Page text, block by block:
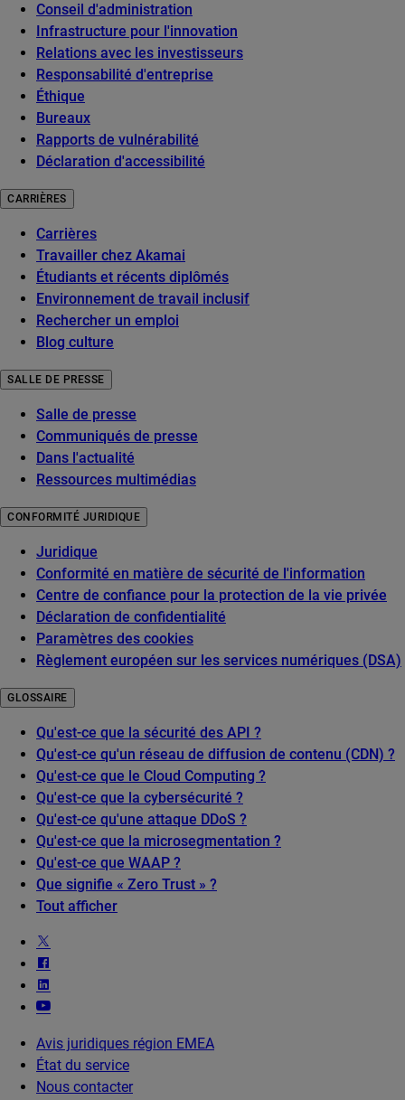
Conseil d'administration
Infrastructure pour l'innovation
Relations avec les investisseurs
Responsabilité d'entreprise
Éthique
Bureaux
Rapports de vulnérabilité
Déclaration d'accessibilité
CARRIÈRES
Carrières
Travailler chez Akamai
Étudiants et récents diplômés
Environnement de travail inclusif
Rechercher un emploi
Blog culture
SALLE DE PRESSE
Salle de presse
Communiqués de presse
Dans l'actualité
Ressources multimédias
CONFORMITÉ JURIDIQUE
Juridique
Conformité en matière de sécurité de l'information
Centre de confiance pour la protection de la vie privée
Déclaration de confidentialité
Paramètres des cookies
Règlement européen sur les services numériques (DSA)
GLOSSAIRE
Qu'est-ce que la sécurité des API ?
Qu'est-ce qu'un réseau de diffusion de contenu (CDN) ?
Qu'est-ce que le Cloud Computing ?
Qu'est-ce que la cybersécurité ?
Qu'est-ce qu'une attaque DDoS ?
Qu'est-ce que la microsegmentation ?
Qu'est-ce que WAAP ?
Que signifie « Zero Trust » ?
Tout afficher
Avis juridiques région EMEA
État du service
Nous contacter